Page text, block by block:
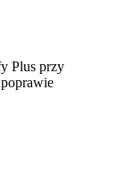
Plus przy